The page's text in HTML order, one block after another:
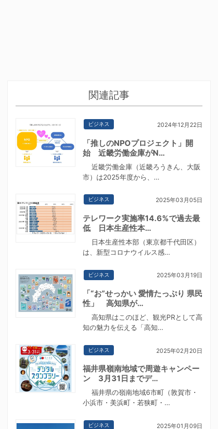
関連記事
ビジネス 2024年12月22日
「推しのNPOプロジェクト」開
始 近畿労働金庫がN…
近畿労働金庫（近畿ろうきん、大阪
市）は2025年度から、…
ビジネス 2025年03月05日
テレワーク実施率14.6%で過去最
低 日本生産性本…
日本生産性本部（東京都千代田区）
は、新型コロナウイルス感…
ビジネス 2025年03月19日
「“お”せっかい 愛情たっぷり 県民
性」 高知県が…
高知県はこのほど、観光PRとして高
知の魅力を伝える「高知…
ビジネス 2025年02月20日
福井県嶺南地域で周遊キャンペー
ン 3月31日までデ…
福井県の嶺南地域6市町（敦賀市・
小浜市・美浜町・若狭町・…
ビジネス 2025年01月09日